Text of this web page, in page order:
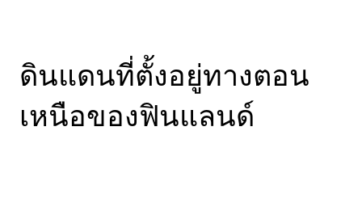
ดินแดนที่ตั้งอยู่ทางตอน
เหนือของฟินแลนด์